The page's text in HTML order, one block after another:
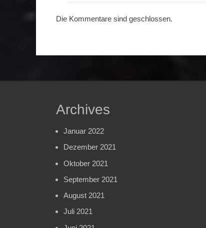
Die Kommentare sind geschlossen.
Archives
Januar 2022
Dezember 2021
Oktober 2021
September 2021
August 2021
Juli 2021